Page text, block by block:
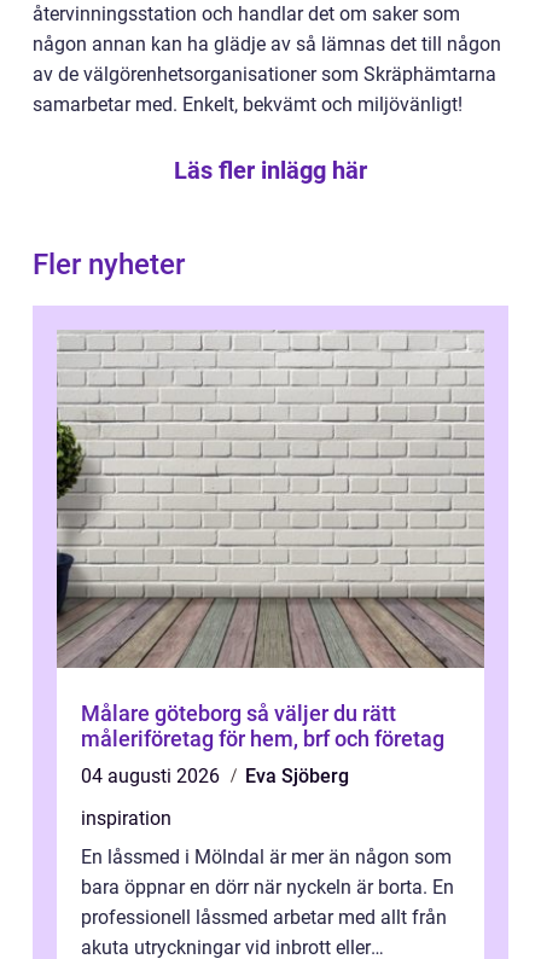
återvinningsstation och handlar det om saker som
någon annan kan ha glädje av så lämnas det till någon
av de välgörenhetsorganisationer som Skräphämtarna
samarbetar med. Enkelt, bekvämt och miljövänligt!
Läs fler inlägg här
Fler nyheter
Målare göteborg så väljer du rätt
måleriföretag för hem, brf och företag
04 augusti 2026
Eva Sjöberg
inspiration
En låssmed i Mölndal är mer än någon som
bara öppnar en dörr när nyckeln är borta. En
professionell låssmed arbetar med allt från
akuta utryckningar vid inbrott eller